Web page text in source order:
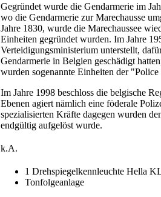
Gegründet wurde die Gendarmerie im
wo die Gendarmerie zur Marechausse
Jahre 1830, wurde die Marechaussee
Einheiten gegründet wurden. Im Jahre
Verteidigungsministerium unterstellt,
Gendarmerie in Belgien geschädigt
wurden sogenannte Einheiten der
Im Jahre 1998 beschloss die belgische
Ebenen agiert nämlich eine föderale
spezialisierten Kräfte dagegen wurden
endgültig aufgelöst wurde.
k.A.
1 Drehspiegelkennleuchte Hella
Tonfolgeanlage